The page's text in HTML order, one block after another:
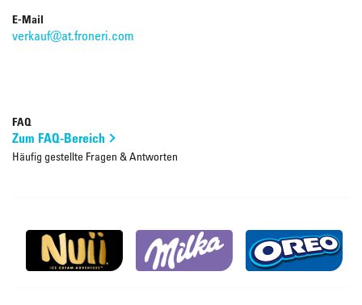
E-Mail
verkauf@at.froneri.com
FAQ
Zum FAQ-Bereich
Häufig gestellte Fragen & Antworten